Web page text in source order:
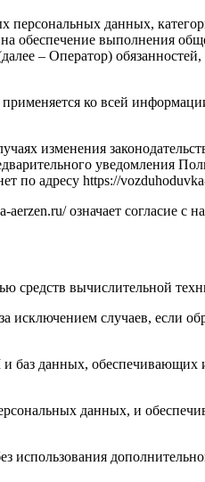
персональных данных,
обеспечение выполнения
обязанностей,
ко всей
изменения
уведомления
по адресу https://
означает согласие с
средств вычислительной
случаев, если
данных, обеспечивающих
данных, и
использования